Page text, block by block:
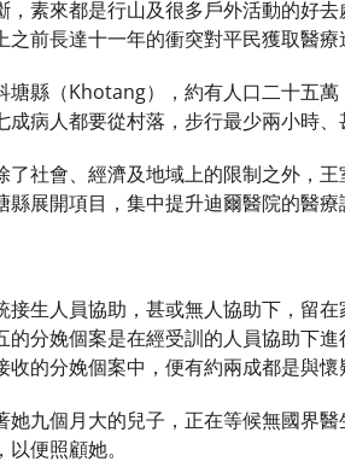
，素來都是行山及很多戶外活動的好
之前長達十一年的衝突對平民獲取醫
塘縣（Khotang），約有人口二十五
病人都要從村落，步行最少兩小時、
了社會、經濟及地域上的限制之外，
展開項目，集中提升迪爾醫院的醫療
接生人員協助，甚或無人協助下，留
的分娩個案是在經受訓的人員協助下
的分娩個案中，便有約兩成都是與懷
她九個月大的兒子，正在等候無國界
便照顧她。